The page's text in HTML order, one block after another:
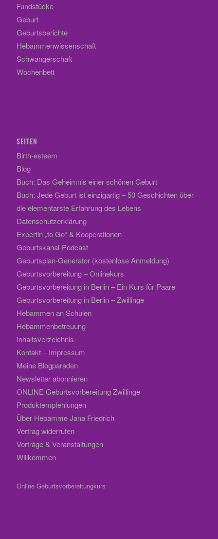
Fundstücke
Geburt
Geburtsberichte
Hebammenwissenschaft
Schwangerschaft
Wochenbett
SEITEN
Birth-esteem
Blog
Buch: Das Geheimnis einer schönen Geburt
Buch: Jede Geburt ist einzigartig – 50 Geschichten über
die elementarste Erfahrung des Lebens
Datenschutzerklärung
Expertin „to Go“ & Kooperationen
Geburtskanal-Podcast
Geburtsplan-Generator (kostenlose Anmeldung)
Geburtsvorbereitung – Onlinekurs
Geburtsvorbereitung in Berlin – Ein Kurs für Paare
Geburtsvorbereitung in Berlin – Zwillinge
Hebammen an Schulen
Hebammenbetreuung
Inhaltsverzeichnis
Kontakt – Impressum
Meine Blogparaden
Newsletter abonnieren
ONLINE Geburtsvorbereitung Zwillinge
Produktempfehlungen
Über Hebamme Jana Friedrich
Vertrag widerrufen
Vorträge & Veranstaltungen
Willkommen
Online Geburtsvorbereitungkurs